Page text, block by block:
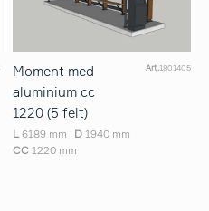
Moment med
aluminium cc
1220 (5 felt)
Art.1801405
L 6189 mm D 1940 mm
CC 1220 mm